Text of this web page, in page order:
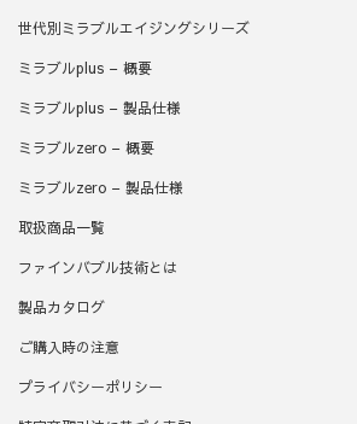
世代別ミラブルエイジングシリーズ
ミラブルplus – 概要
ミラブルplus – 製品仕様
ミラブルzero – 概要
ミラブルzero – 製品仕様
取扱商品一覧
ファインバブル技術とは
製品カタログ
ご購入時の注意
プライバシーポリシー